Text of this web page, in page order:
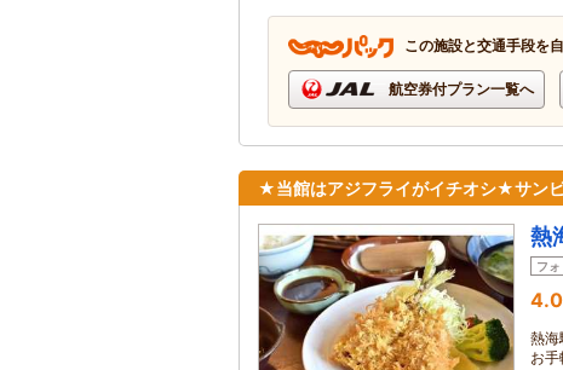
この施設と交通手段を
航空券付プラン一覧へ
★当館はアジフライがイチオシ★サン
熱
フ
4.0
熱海
お